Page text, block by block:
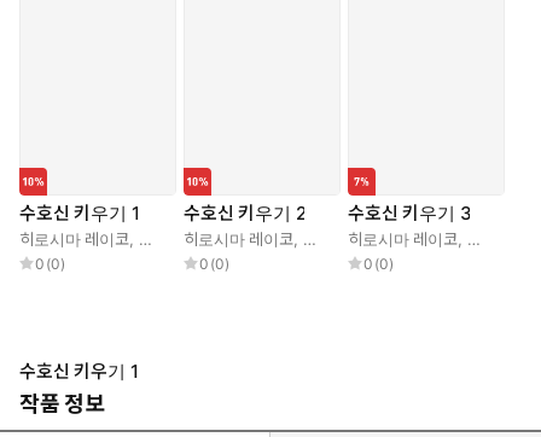
수호신 키우기 1
히로시마 레이코, 기무라 이코,황세정
0 (0)
수호신 키우기 2
히로시마 레이코, 기무라 이코,황세정
0 (0)
수호신 키우기 3
히로시마 레이코, 기무라 이
0 (0)
수호신 키우기 1
작품 정보